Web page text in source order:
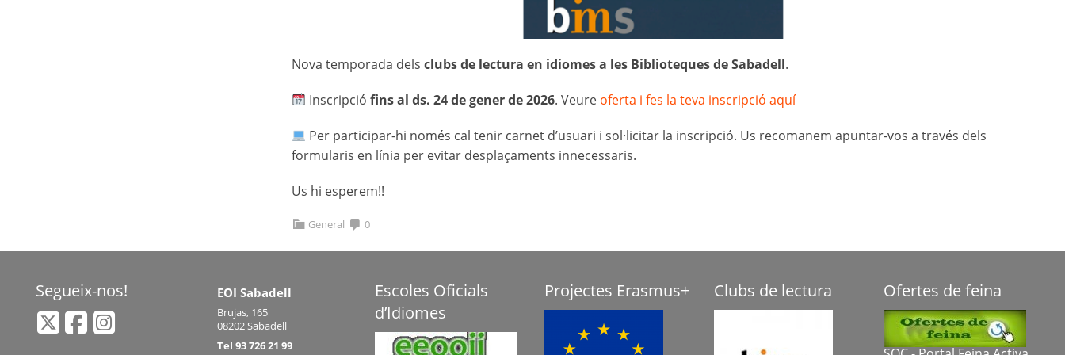
Nova temporada dels clubs de lectura en idiomes a les Biblioteques de Sabadell.⁣
Inscripciófins al ds. 24 de gener de 2026. Veure oferta i fes la teva inscripció aquí
Per participar-hi només cal tenir carnet d’usuari i sol·licitar la inscripció. Us recomanem apuntar-vos a través dels
formularis en línia per evitar desplaçaments innecessaris.
Us hi esperem!! ⁣
General 0
Segueix-nos! EOI Sabadell
Brujas, 165
08202 Sabadell
Tel 93 726 21 99
Escoles Oficials
d’Idiomes
Projectes Erasmus+ Clubs de lectura Ofertes de feina